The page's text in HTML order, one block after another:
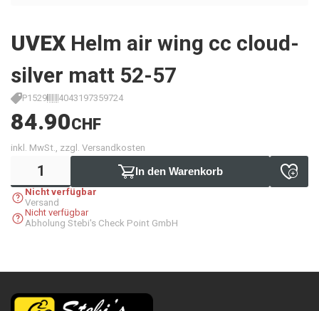
UVEX Helm air wing cc cloud-
silver matt 52-57
P1529 4043197359724
84.90CHF
inkl. MwSt., zzgl. Versandkosten
In den Warenkorb
Nicht verfügbar
Versand
Nicht verfügbar
Abholung Stebi's Check Point GmbH